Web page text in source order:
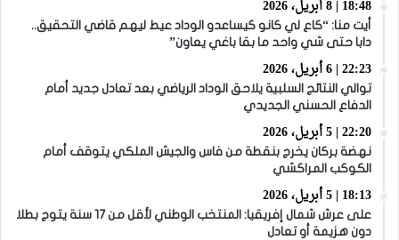
18:48 | 8 أبريل، 2026
أيت منا: “كاع لي كانو كيساعدو الوداد عيط ليهم قاضي التحقيق..
دابا حتى شي واحد ما بقا باغي يعاون”
22:23 | 6 أبريل، 2026
توالي النتائج السلبية يلاحق الوداد الرياضي بعد تعادل جديد أمام
الدفاع الحسني الجديدي
22:20 | 5 أبريل، 2026
نهضة بركان يخرج بنقطة من فاس والجيش الملكي يتوقف أمام
الكوكب المراكشي
18:13 | 5 أبريل، 2026
على عرش شمال إفريقيا: المنتخب الوطني لأقل من 17 سنة يتوج بطلا
دون هزيمة أو تعادل